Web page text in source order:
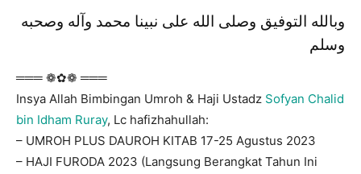
وبالله التوفيق وصلى الله على نبينا محمد وآله وصحبه
وسلم
═══ ❁✿❁ ═══
Insya Allah Bimbingan Umroh & Haji Ustadz Sofyan Chalid
bin Idham Ruray, Lc hafizhahullah:
– UMROH PLUS DAUROH KITAB 17-25 Agustus 2023
– HAJI FURODA 2023 (Langsung Berangkat Tahun Ini